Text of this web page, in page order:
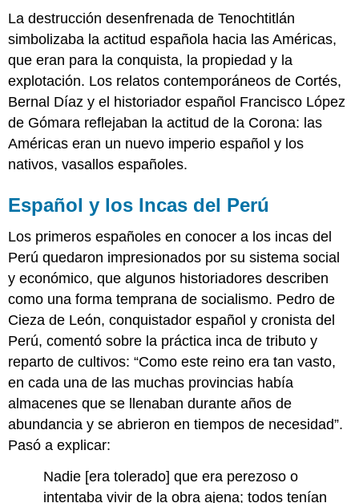
La destrucción desenfrenada de Tenochtitlán
simbolizaba la actitud española hacia las Américas,
que eran para la conquista, la propiedad y la
explotación. Los relatos contemporáneos de Cortés,
Bernal Díaz y el historiador español Francisco López
de Gómara reflejaban la actitud de la Corona: las
Américas eran un nuevo imperio español y los
nativos, vasallos españoles.
Español y los Incas del Perú
Los primeros españoles en conocer a los incas del
Perú quedaron impresionados por su sistema social
y económico, que algunos historiadores describen
como una forma temprana de socialismo. Pedro de
Cieza de León, conquistador español y cronista del
Perú, comentó sobre la práctica inca de tributo y
reparto de cultivos: “Como este reino era tan vasto,
en cada una de las muchas provincias había
almacenes que se llenaban durante años de
abundancia y se abrieron en tiempos de necesidad”.
Pasó a explicar:
Nadie [era tolerado] que era perezoso o
intentaba vivir de la obra ajena; todos tenían